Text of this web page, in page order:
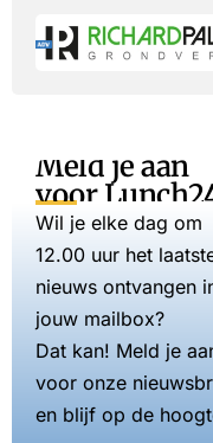
Meld je aan
voor
Wil je elke dag om
12.00 uur het
nieuws ontvangen
jouw mailbox?
Dat kan! Meld je
voor onze
en blijf op de